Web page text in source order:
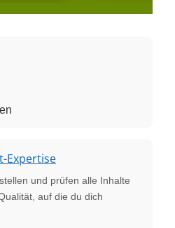
Expertise
und prüfen alle Inhalte
auf die du dich